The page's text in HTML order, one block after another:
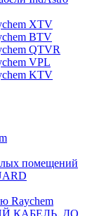
XTV
BTV
QTVR
VPL
KTV
помещений
Raychem
КАБЕЛЬ, ДО